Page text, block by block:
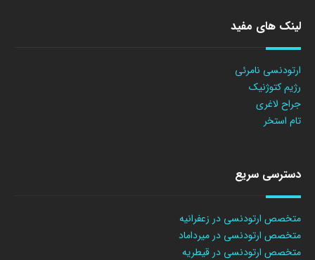
لینک های مفید
ارتودنسی نامرئی
رژیم کتوژنیک
جراح لاغری
تام استخر
دسترسی سریع
متخصص ارتودنسی در زعفرانیه
متخصص ارتودنسی در میرداماد
متخصص ارتودنسی در قیطریه